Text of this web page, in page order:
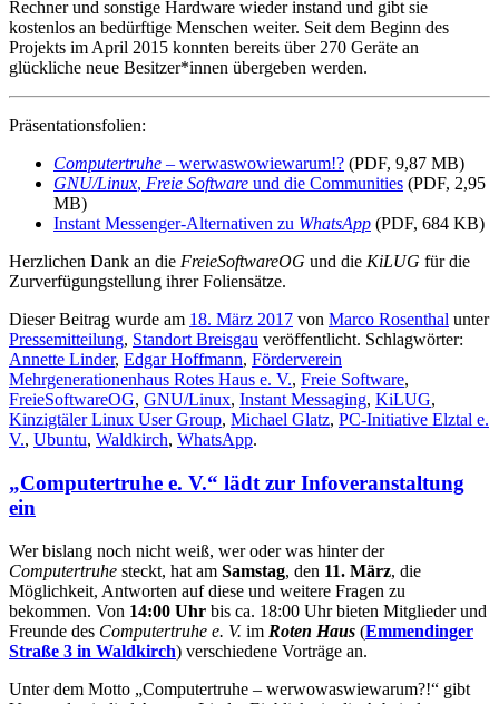
Rechner und sonstige Hardware wieder instand und gibt sie
kostenlos an bedürftige Menschen weiter. Seit dem Beginn des
Projekts im April 2015 konnten bereits über 270 Geräte an
glückliche neue Besitzer*innen übergeben werden.
Präsentationsfolien:
Computertruhe – werwaswowiewarum!? (PDF, 9,87 MB)
GNU/Linux, Freie Software und die Communities (PDF, 2,95
MB)
Instant Messenger-Alternativen zu WhatsApp (PDF, 684 KB)
Herzlichen Dank an die FreieSoftwareOG und die KiLUG für die
Zur­ver­fü­gung­stel­lung ihrer Foliensätze.
Dieser Beitrag wurde am 18. März 2017 von Marco Rosenthal unter
Pressemitteilung, Standort Breisgau veröffentlicht. Schlagwörter:
Annette Linder, Edgar Hoffmann, Förderverein
Mehrgenerationenhaus Rotes Haus e. V., Freie Software,
FreieSoftwareOG, GNU/Linux, Instant Messaging, KiLUG,
Kinzigtäler Linux User Group, Michael Glatz, PC-Initiative Elztal e.
V., Ubuntu, Waldkirch, WhatsApp.
„Computertruhe e. V.“ lädt zur Infoveranstaltung
ein
Wer bislang noch nicht weiß, wer oder was hinter der
Computertruhe steckt, hat am Samstag, den 11. März, die
Möglichkeit, Antworten auf diese und weitere Fragen zu
bekommen. Von 14:00 Uhr bis ca. 18:00 Uhr bieten Mitglieder und
Freunde des Computertruhe e. V. im Roten Haus (Emmendinger
Straße 3 in Waldkirch) verschiedene Vorträge an.
Unter dem Motto „Computertruhe – werwowaswiewarum?!“ gibt